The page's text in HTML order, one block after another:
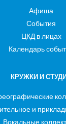
Афиша
События
ЦКД в лицах
Календарь
КРУЖКИ И
и
Вокальные